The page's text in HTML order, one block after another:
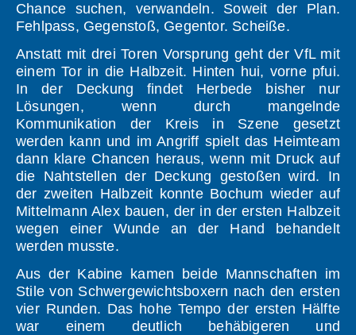
Chance suchen, verwandeln. Soweit der Plan.
Fehlpass, Gegenstoß, Gegentor. Scheiße.
Anstatt mit drei Toren Vorsprung geht der VfL mit
einem Tor in die Halbzeit. Hinten hui, vorne pfui.
In der Deckung findet Herbede bisher nur
Lösungen, wenn durch mangelnde
Kommunikation der Kreis in Szene gesetzt
werden kann und im Angriff spielt das Heimteam
dann klare Chancen heraus, wenn mit Druck auf
die Nahtstellen der Deckung gestoßen wird. In
der zweiten Halbzeit konnte Bochum wieder auf
Mittelmann Alex bauen, der in der ersten Halbzeit
wegen einer Wunde an der Hand behandelt
werden musste.
Aus der Kabine kamen beide Mannschaften im
Stile von Schwergewichtsboxern nach den ersten
vier Runden. Das hohe Tempo der ersten Hälfte
war einem deutlich behäbigeren und